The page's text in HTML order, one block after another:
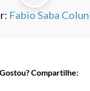
Fabio Saba
Gostou? Compartilhe: